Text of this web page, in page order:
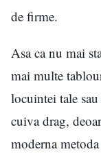
de firme.
Asa ca nu mai
mai multe
locuintei tale
cuiva drag,
moderna